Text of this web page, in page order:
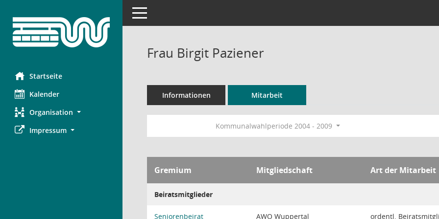
Startseite
Kalender
Organisation
Impressum
Toggle navigation
Frau Birgit Paziener
Informationen Mitarbeit
Kommunalwahlperiode 2004 - 2009
Gremium Mitgliedschaft Art der Mitarbeit
Beiratsmitglieder
Seniorenbeirat AWO Wuppertal ordentl.